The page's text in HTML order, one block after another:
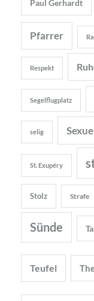
Paul Gerhardt
Pfarrer
Respekt
Segelflugplatz
selig
St. Exupéry
Stolz Strafe
Sünde
Teufel